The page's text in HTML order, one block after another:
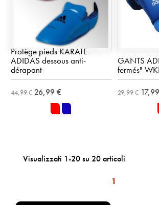
Protège pieds KARATE
ADIDAS dessous anti-
dérapant
44,99 € 26,99 €
rouge
GANTS
fermés"
29,99 €
Visualizzati 1-20 su 20 articoli
1